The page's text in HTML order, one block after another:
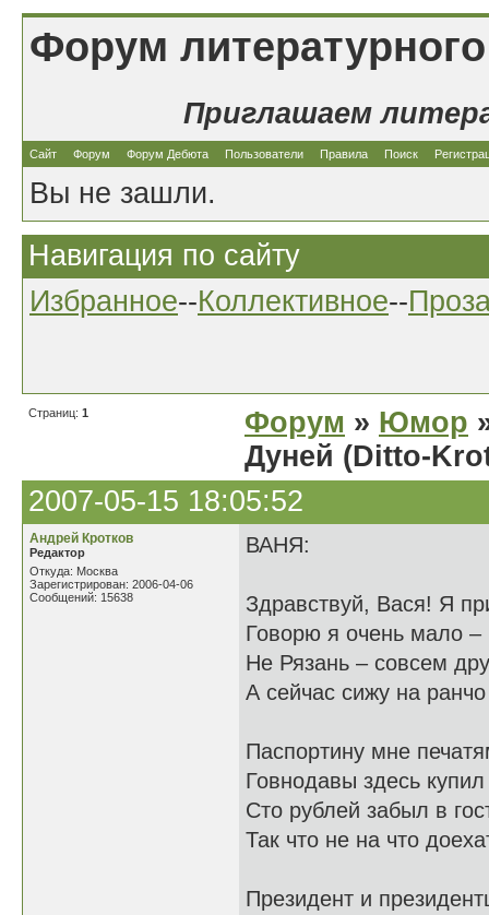
Форум
Приглашаем
Сайт Форум Форум Дебюта Пользователи Правила Поиск
Вы не зашли.
Навигация по сайту
Избранное--Коллективное--
Страниц: 1 Форум » Юмор
Дуней (Ditto-
2007-05-15 18:05:52
Андрей Кротков
Редактор
Откуда: Москва
Зарегистрирован: 2006-04-06
Сообщений: 15638
ВАНЯ:
Здравствуй, Вася! Я
Говорю я очень мало
Не Рязань – совсем
А сейчас сижу на
Паспортину мне
Говнодавы здесь купил
Сто рублей забыл в
Так что не на что
Президент и